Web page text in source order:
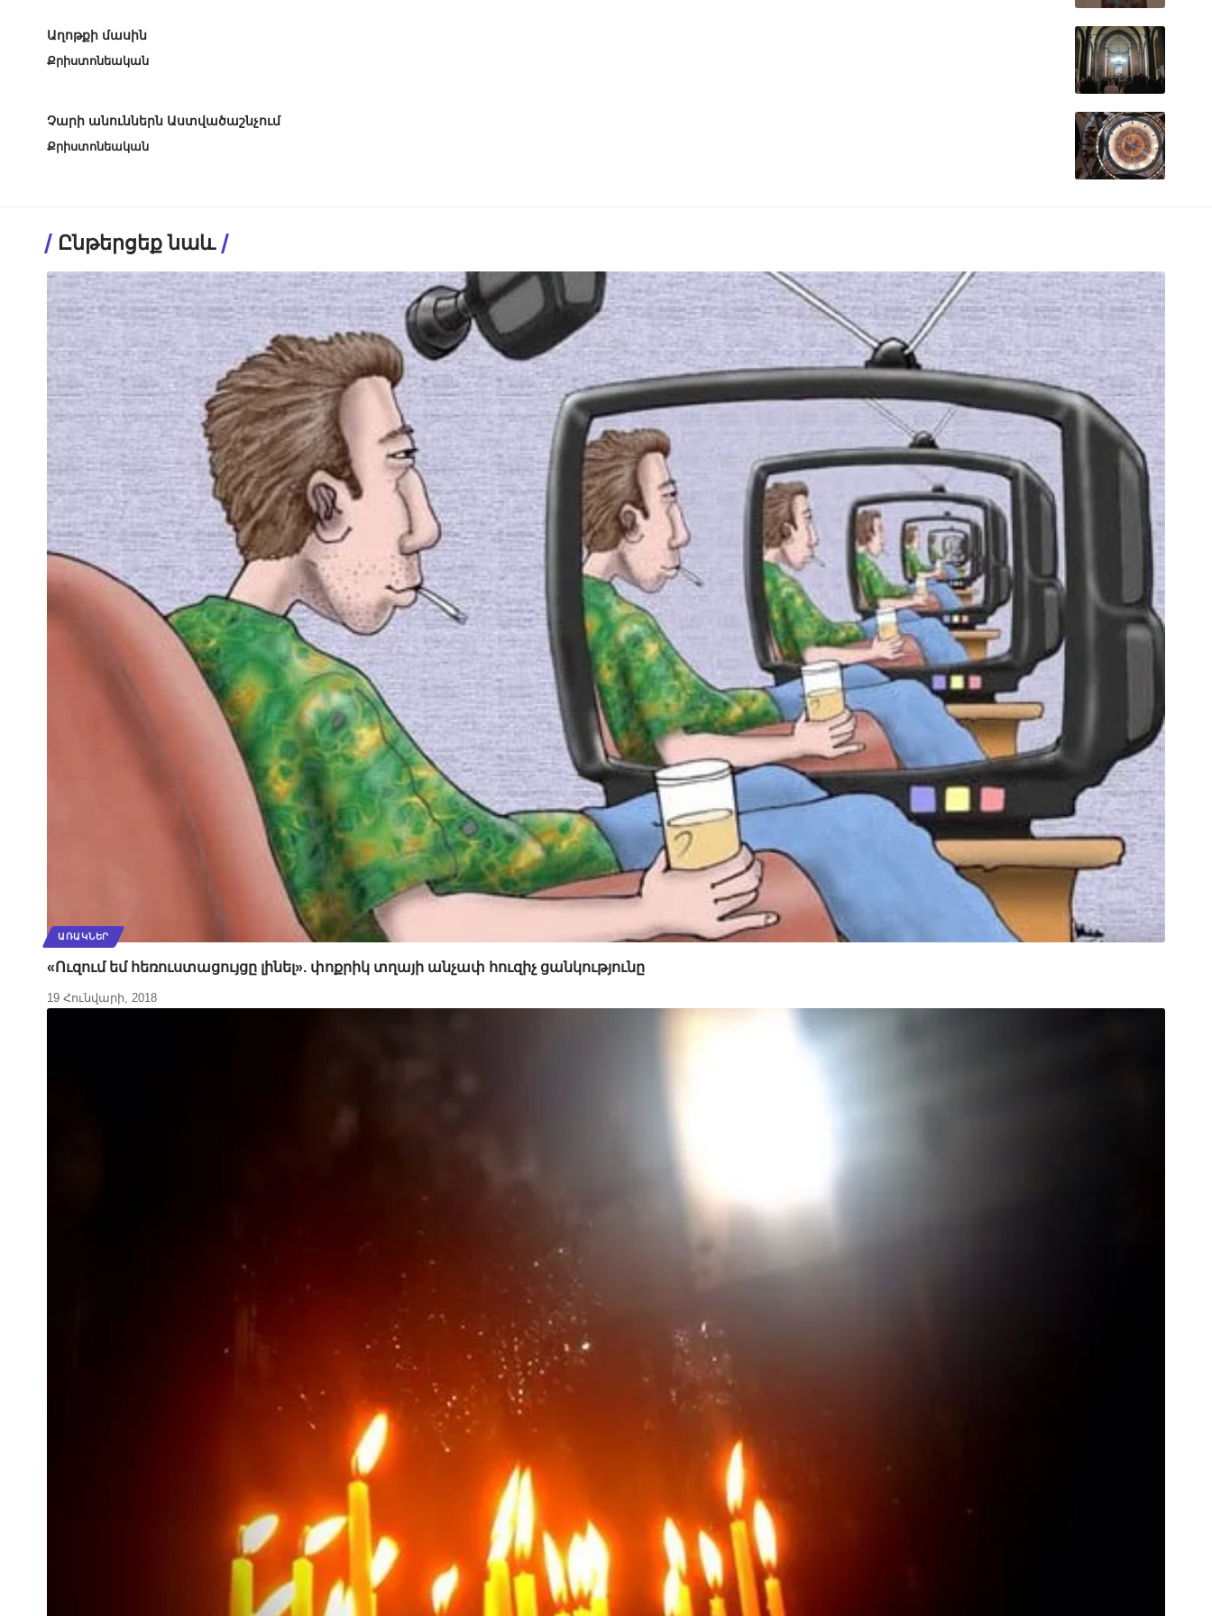
Աղոթքի մասին
Քրիստոնեական
Չարի անուններն Աստվածաշնչում
Քրիստոնեական
Ընթերցեք նաև
ԱՌԱԿՆԵՐ
«Ուզում եմ հեռուստացույցը լինել». փոքրիկ տղայի անչափ հուզիչ ցանկությունը
19 Հունվարի, 2018